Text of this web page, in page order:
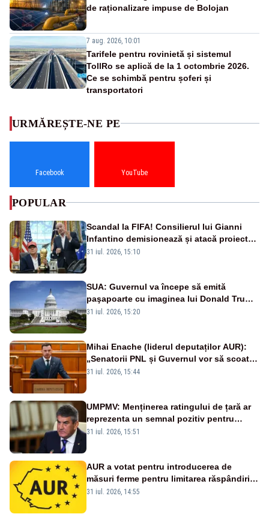
de raționalizare impuse de Bolojan
7 aug. 2026, 10:01
Tarifele pentru rovinietă și sistemul
TollRo se aplică de la 1 octombrie 2026.
Ce se schimbă pentru șoferi și
transportatori
URMĂREȘTE-NE PE
Facebook YouTube
POPULAR
Scandal la FIFA! Consilierul lui Gianni
Infantino demisionează și atacă proiectul
privind investitorii străini
31 iul. 2026, 15:10
SUA: Guvernul va începe să emită
paşapoarte cu imaginea lui Donald Trump
începând cu 8 august
31 iul. 2026, 15:20
Mihai Enache (liderul deputaților AUR):
„Senatorii PNL și Guvernul vor să scoată
la vânzare bunuri publice pentru a stinge
31 iul. 2026, 15:44
UMPMV: Menținerea ratingului de țară ar
reprezenta un semnal pozitiv pentru
România. Autoritățile trebuie să continue
31 iul. 2026, 15:51
AUR a votat pentru introducerea de
măsuri ferme pentru limitarea răspândirii
virusului pestei porcine africane
31 iul. 2026, 14:55